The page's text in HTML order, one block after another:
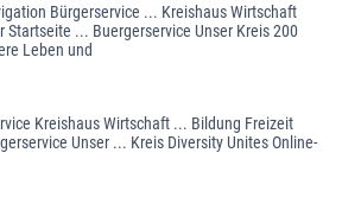
Bürgerservice ... Kreishaus Wirtschaft
... Buergerservice Unser Kreis 200
Leben und
Kreishaus Wirtschaft ... Bildung Freizeit
Unser ... Kreis Diversity Unites Online-